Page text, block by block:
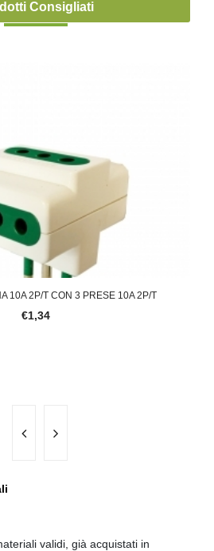
Consigliati
10A 2P/T CON 3 PRESE 10A 2P/T
€1,34
validi, già acquistati in